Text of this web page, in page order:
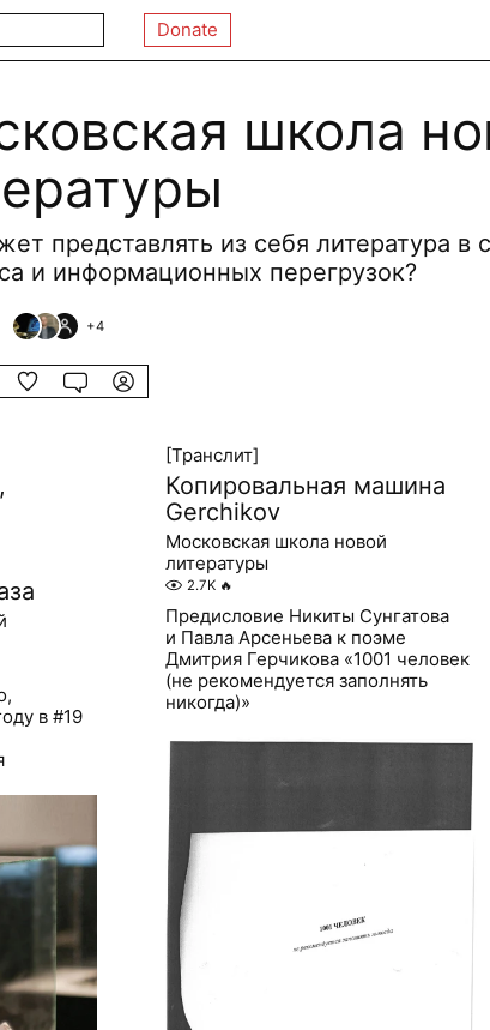
Donate
школа
представлять из себя литература в
и информационных перегрузок?
+4
в #19
[Транслит]
Копировальная машина
Gerchikov
Московская школа новой
литературы
2.7K 🔥
Предисловие Никиты Сунгатова
и Павла Арсеньева к поэме
Дмитрия Герчикова «1001 человек
(не рекомендуется заполнять
никогда)»